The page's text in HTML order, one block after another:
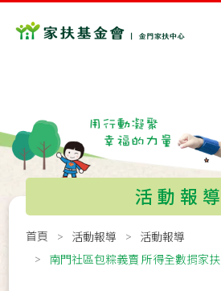
活動報導
首頁 活動報導
活動報導
南門社區包粽義賣 所得全數捐家扶